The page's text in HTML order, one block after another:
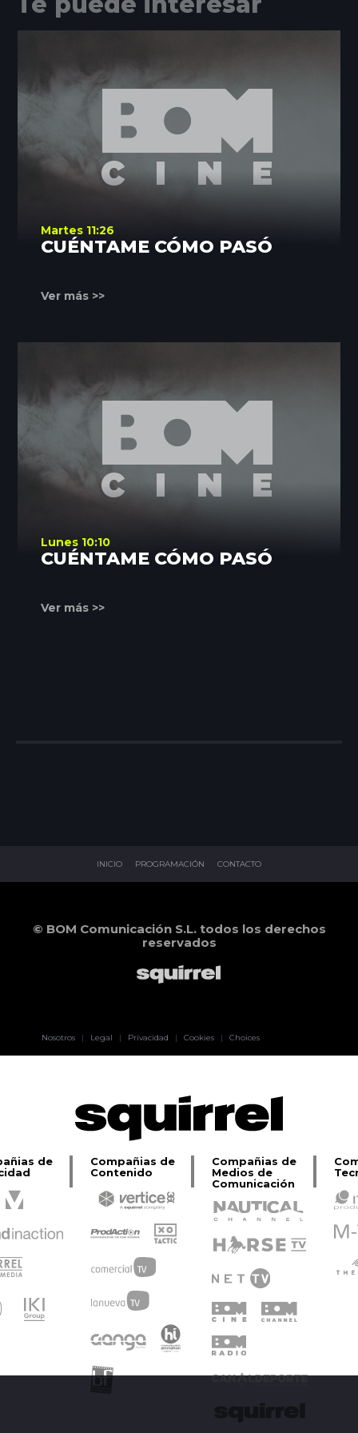
Martes 11:26
CUÉNTAME CÓMO PASÓ
Ver más >>
Lunes 10:10
CUÉNTAME CÓMO PASÓ
Ver más >>
INICIO PROGRAMACIÓN CONTACTO
© BOM Comunicación S.L. todos los derechos
reservados
Nosotros | Legal | Privacidad | Cookies | Choices
de
Compañias de
Contenido
Compañias de
Medios de
Comunicación